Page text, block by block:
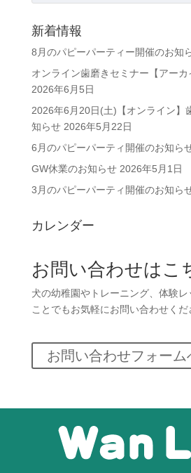
ー
カ
イ
ブ
新着情報
8月のパピーパーティー開催のお知
オンライン歯磨きセミナー【アーカ
2026年6月5日
2026年6月20日(土)【オンライン】
知らせ 2026年5月22日
6月のパピーパーティ開催のお知ら
GW休業のお知らせ 2026年5月1日
3月のパピーパーティ開催のお知ら
カレンダー
お問い合わせはこ
犬の幼稚園やトレーニング、体験
ことでもお気軽にお問い合わせくだ
お問い合わせフォーム